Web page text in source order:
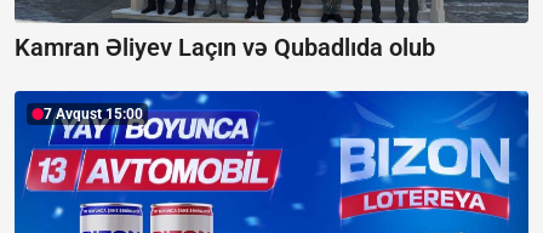
Kamran Əliyev Laçın və Qubadlıda olub
7 Avqust 15:00